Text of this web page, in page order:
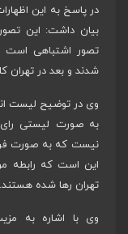
در پاسخ به این
بیان داشت: این
تصور اشتباهی است
شدند و بعد در تهران
وی در توضیح لیست
به صورت لیستی
نیست که به صورت
این است که رابطه
تهران رها شده هستند.
وی با اشاره به